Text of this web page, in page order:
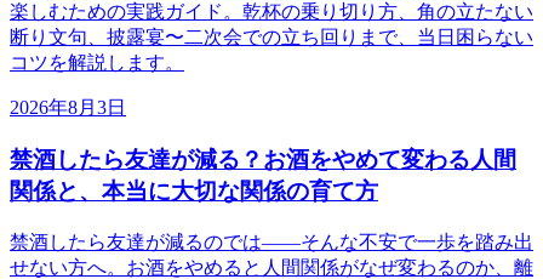
楽しむための実践ガイド。乾杯の乗り切り方、角の立たない
断り文句、披露宴〜二次会での立ち回りまで、当日困らない
コツを解説します。
2026年8月3日
禁酒したら友達が減る？お酒をやめて変わる人間
関係と、本当に大切な関係の育て方
禁酒したら友達が減るのでは——そんな不安で一歩を踏み出
せない方へ。お酒をやめると人間関係がなぜ変わるのか、離